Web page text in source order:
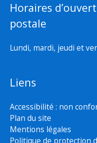
Horaires
postale
Lundi, mardi, jeudi et
Liens
Accessibilité : non
Plan du site
Mentions légales
Politique de protection